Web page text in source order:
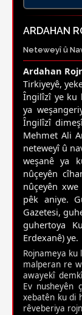
ARDAHAN
Neteweyî û
Ardahan
Tirkiyeyê,
Îngilîzî ye ku
ya
Îngilîzî
Mehmet Ali
neteweyî û
weşanê ya
nûçeyên
nûçeyên
pêk aniye.
Gazetesi,
guhertoya
Erdexanê) ye.
Rojnameya
malperan re
awayekî
Ev
xebatên ku di
rêveberiya